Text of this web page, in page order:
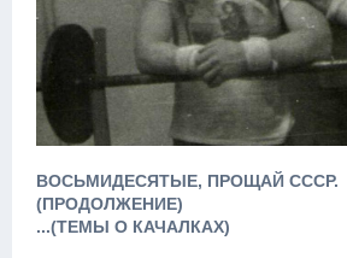
ВОСЬМИДЕСЯТЫЕ, ПРОЩАЙ СССР.
(ПРОДОЛЖЕНИЕ)
...(ТЕМЫ О КАЧАЛКАХ)